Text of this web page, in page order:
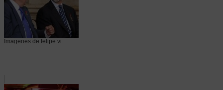
Imagenes de felipe vi